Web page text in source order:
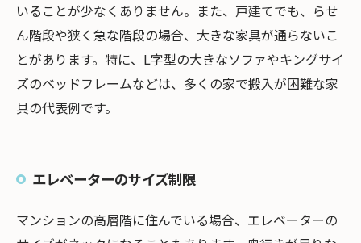
いることが少なくありません。また、戸建てでも、らせ
ん階段や狭く急な階段の場合、大きな家具が通らないこ
とがあります。特に、L字型の大きなソファやキングサイ
ズのベッドフレームなどは、多くの家で搬入が困難な家
具の代表例です。
エレベーターのサイズ制限
マンションの高層階に住んでいる場合、エレベーターの